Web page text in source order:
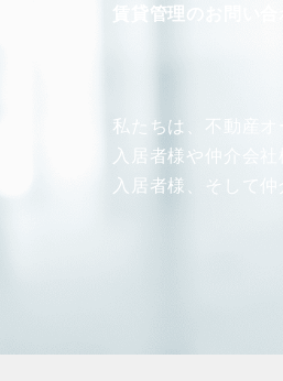
賃貸管理のお問い合
私たちは、不動産オ
入居者様や仲介会
入居者様、そして仲